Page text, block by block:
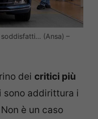
(Ansa) –
dei critici più
sono addirittura i
è un caso